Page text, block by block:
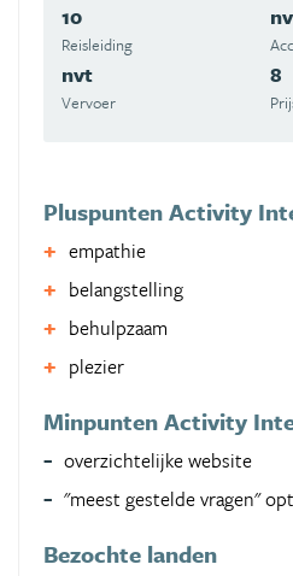
10
Reisleiding
nvt
Vervoer
8
Pluspunten Activity
empathie
belangstelling
behulpzaam
plezier
Minpunten Activity
overzichtelijke website
"meest gestelde vragen"
Bezochte landen